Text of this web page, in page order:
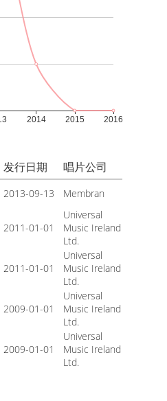
发行日期 唱片公司
2013-09-13 Membran
2011-01-01
Universal
Music Ireland
Ltd.
2011-01-01
Universal
Music Ireland
Ltd.
2009-01-01
Universal
Music Ireland
Ltd.
2009-01-01
Universal
Music Ireland
Ltd.